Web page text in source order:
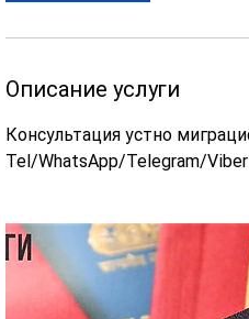
Описание услуги
Консультация устно